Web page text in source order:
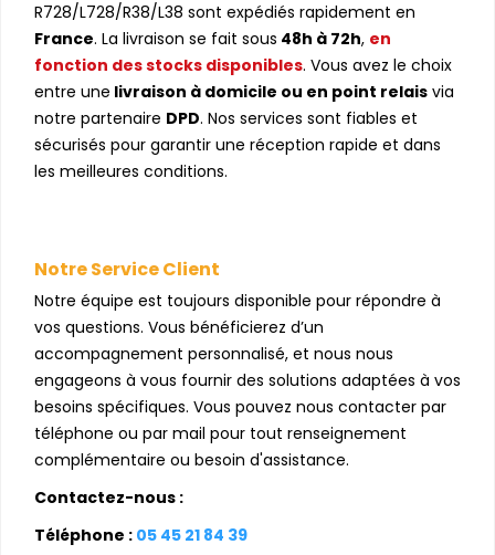
R728/L728/R38/L38 sont expédiés rapidement en
France. La livraison se fait sous 48h à 72h, en
fonction des stocks disponibles. Vous avez le choix
entre une livraison à domicile ou en point relais via
notre partenaire DPD. Nos services sont fiables et
sécurisés pour garantir une réception rapide et dans
les meilleures conditions.
Notre Service Client
Notre équipe est toujours disponible pour répondre à
vos questions. Vous bénéficierez d’un
accompagnement personnalisé, et nous nous
engageons à vous fournir des solutions adaptées à vos
besoins spécifiques. Vous pouvez nous contacter par
téléphone ou par mail pour tout renseignement
complémentaire ou besoin d'assistance.
Contactez-nous :
Téléphone : 05 45 21 84 39